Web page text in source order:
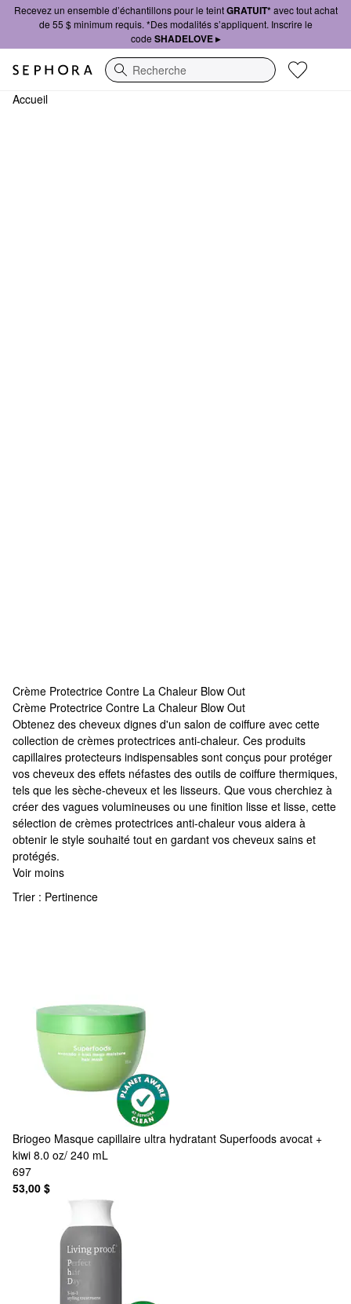
Recevez un ensemble d’échantillons pour le teintGRATUIT*avec tout achat
de 55 $ minimum requis. *Des modalités s’appliquent. Inscrire le
code SHADELOVE ▸
Recherche
Accueil
Crème Protectrice Contre La Chaleur Blow Out
Crème Protectrice Contre La Chaleur Blow Out
Crème Protectrice Contre La Chaleur Blow Out
Obtenez des cheveux dignes d'un salon de coiffure avec cette
collection de crèmes protectrices anti-chaleur. Ces produits
capillaires protecteurs indispensables sont conçus pour protéger
vos cheveux des effets néfastes des outils de coiffure thermiques,
tels que les sèche-cheveux et les lisseurs. Que vous cherchiez à
créer des vagues volumineuses ou une finition lisse et lisse, cette
sélection de crèmes protectrices anti-chaleur vous aidera à
obtenir le style souhaité tout en gardant vos cheveux sains et
protégés.
Voir moins
Trier : Pertinence
Briogeo Masque capillaire ultra hydratant Superfoods avocat +
kiwi 8.0 oz/ 240 mL
697
53,00 $